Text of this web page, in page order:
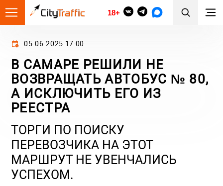
18+
05.06.2025 17:00
В САМАРЕ РЕШИЛИ НЕ
ВОЗВРАЩАТЬ АВТОБУС № 80,
А ИСКЛЮЧИТЬ ЕГО ИЗ
РЕЕСТРА
ТОРГИ ПО ПОИСКУ
ПЕРЕВОЗЧИКА НА ЭТОТ
МАРШРУТ НЕ УВЕНЧАЛИСЬ
УСПЕХОМ.